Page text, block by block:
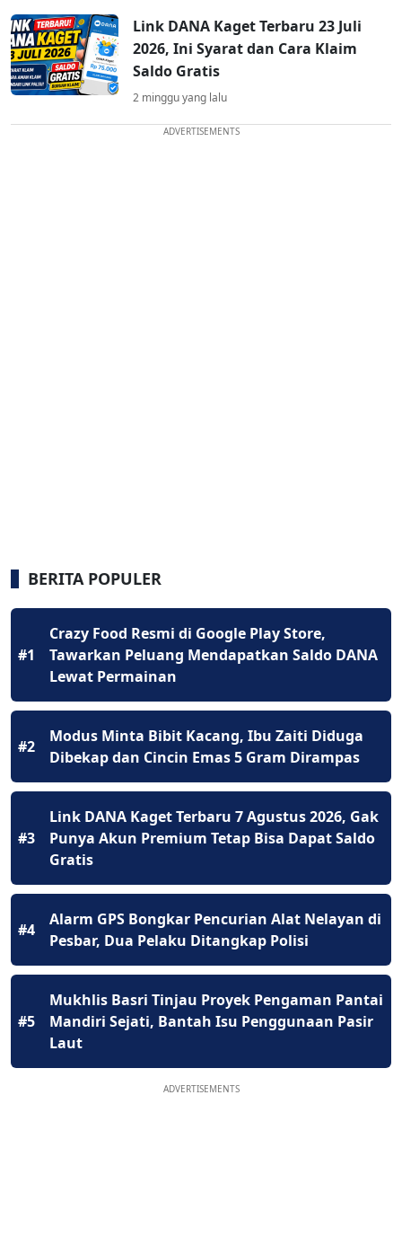
Link DANA Kaget Terbaru 23 Juli
2026, Ini Syarat dan Cara Klaim
Saldo Gratis
2 minggu yang lalu
ADVERTISEMENTS
BERITA POPULER
#1
Crazy Food Resmi di Google Play Store,
Tawarkan Peluang Mendapatkan Saldo DANA
Lewat Permainan
#2
Modus Minta Bibit Kacang, Ibu Zaiti Diduga
Dibekap dan Cincin Emas 5 Gram Dirampas
#3
Link DANA Kaget Terbaru 7 Agustus 2026, Gak
Punya Akun Premium Tetap Bisa Dapat Saldo
Gratis
#4
Alarm GPS Bongkar Pencurian Alat Nelayan di
Pesbar, Dua Pelaku Ditangkap Polisi
#5
Mukhlis Basri Tinjau Proyek Pengaman Pantai
Mandiri Sejati, Bantah Isu Penggunaan Pasir
Laut
ADVERTISEMENTS